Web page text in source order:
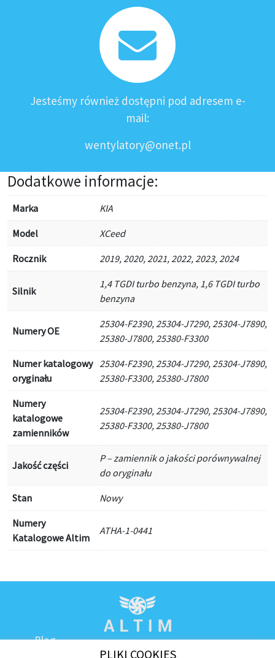
Jesteśmy również dostępni pod adresem e-
mail:
wentylatory@onet.pl
Dodatkowe informacje:
Marka KIA
Model XCeed
Rocznik 2019, 2020, 2021, 2022, 2023, 2024
Silnik
1,4 TGDI turbo benzyna, 1,6 TGDI turbo
benzyna
Numery OE
25304-F2390, 25304-J7290, 25304-J7890,
25380-J7800, 25380-F3300
Numer katalogowy
oryginału
25304-F2390, 25304-J7290, 25304-J7890,
25380-F3300, 25380-J7800
Numery
katalogowe
zamienników
25304-F2390, 25304-J7290, 25304-J7890,
25380-F3300, 25380-J7800
Jakość części
P – zamiennik o jakości porównywalnej
do oryginału
Stan Nowy
Numery
Katalogowe Altim
ATHA-1-0441
Blog
PLIKI COOKIES